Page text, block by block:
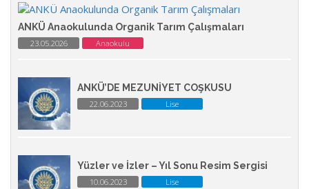
ANKÜ Anaokulunda Organik Tarım Çalışmaları
23.05.2026 Anaokulu
ANKÜ’DE MEZUNİYET COŞKUSU
22.06.2023 Lise
Yüzler ve İzler – Yıl Sonu Resim Sergisi
10.06.2023 Lise